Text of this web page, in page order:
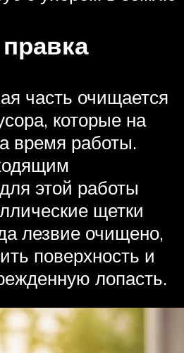
часть очищается
которые на
время работы.
этой работы
щетки
лезвие очищено,
поверхность и
лопасть.